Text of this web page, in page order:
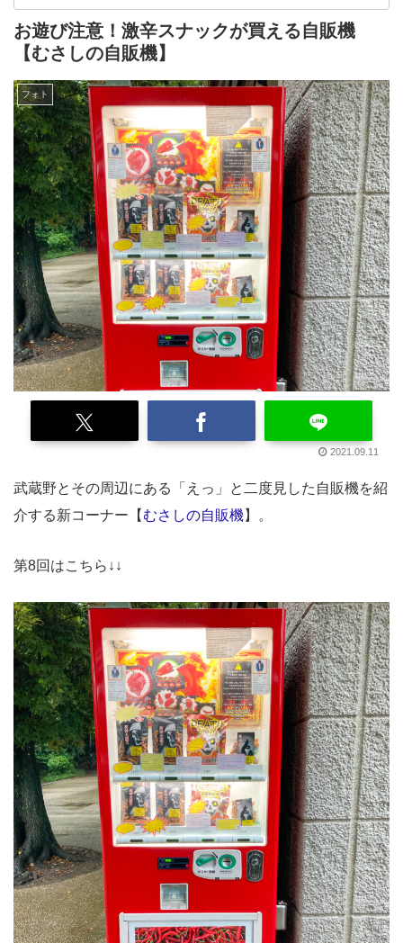
お遊び注意！激辛スナックが買える自販機
【むさしの自販機】
フォト
2021.09.11
武蔵野とその周辺にある「えっ」と二度見した自販機を紹
介する新コーナー【むさしの自販機】。
第8回はこちら↓↓